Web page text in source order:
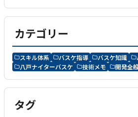
カテゴリー
スキル体系 バスケ指導 バスケ知識
八戸ナイターバスケ
技術メモ 開発全
タグ